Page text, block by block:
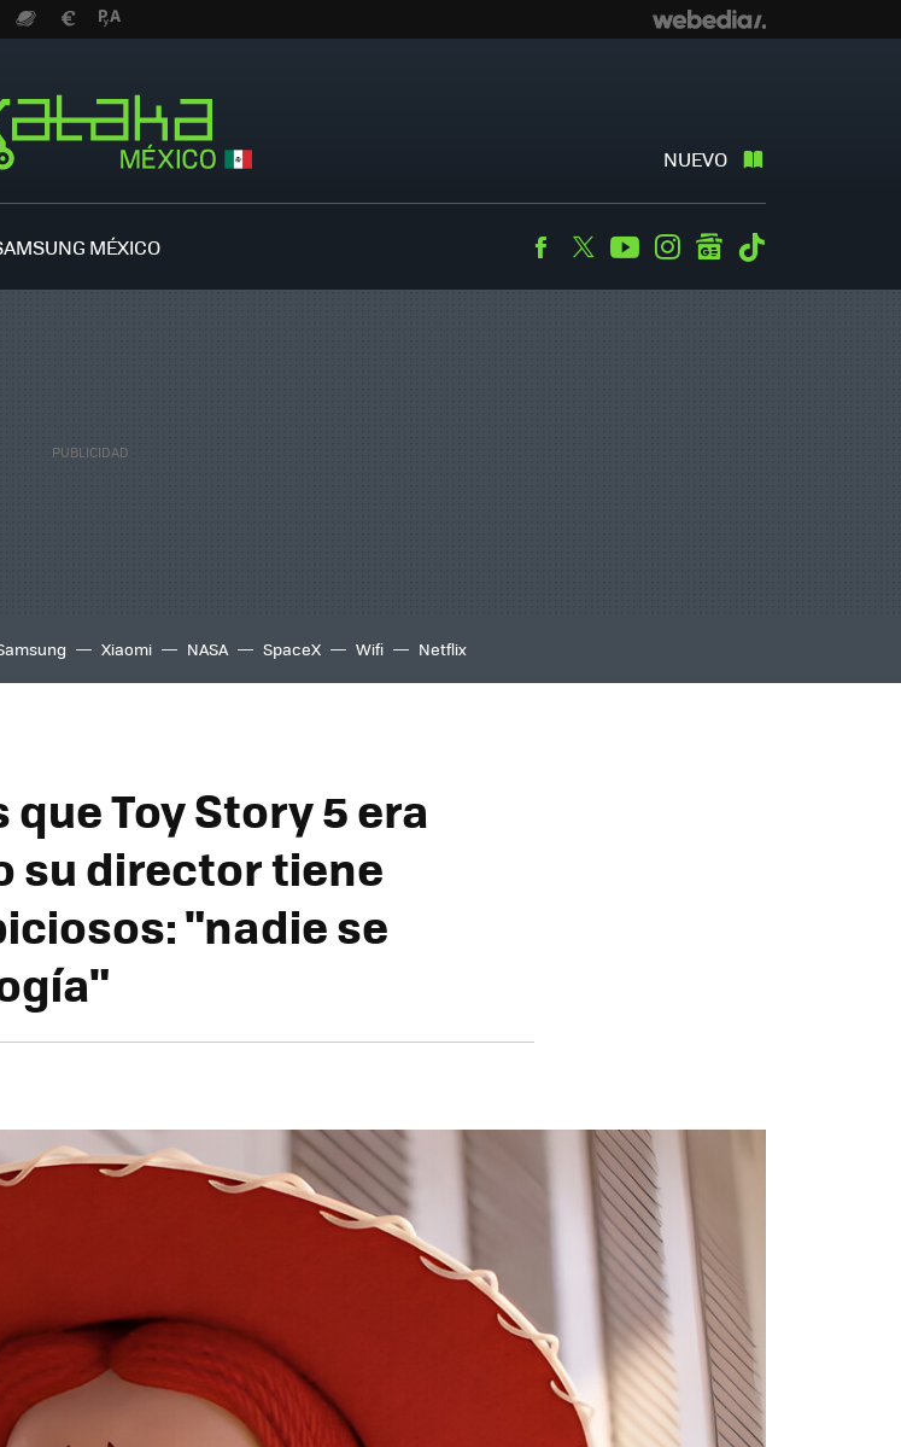
NUEVO
MÉXICO Facebook
TwitterYoutubeInstagramgooglenews
Xiaomi NASA SpaceX Wifi Netflix
Toy Story 5 era
su director tiene
"nadie se